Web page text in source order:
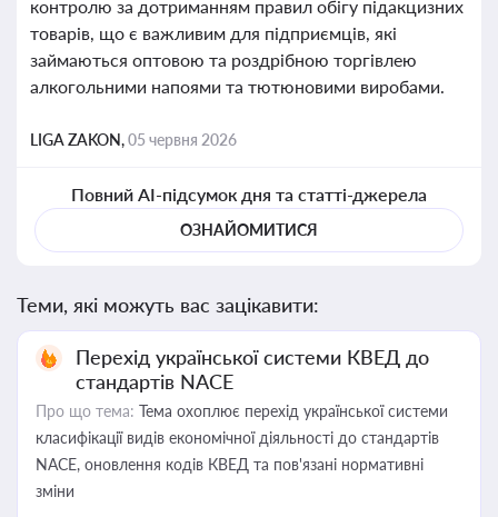
контролю за дотриманням правил обігу підакцизних
товарів, що є важливим для підприємців, які
займаються оптовою та роздрібною торгівлею
алкогольними напоями та тютюновими виробами.
LIGA ZAKON,05 червня 2026
Повний AI-підсумок дня та статті-джерела
ОЗНАЙОМИТИСЯ
Теми, які можуть вас зацікавити:
Перехід української системи КВЕД до
стандартів NACE
Про що тема: Тема охоплює перехід української системи
класифікації видів економічної діяльності до стандартів
NACE, оновлення кодів КВЕД та пов'язані нормативні
зміни